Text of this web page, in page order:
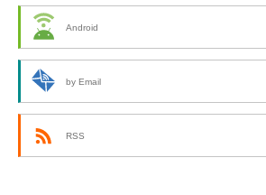
Android
by Email
RSS